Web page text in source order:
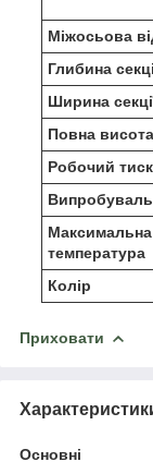
Міжосьова
Глибина
Ширина
Повна висота
Робочий тиск
Максимальна
температура
Колір
Приховати
Основні